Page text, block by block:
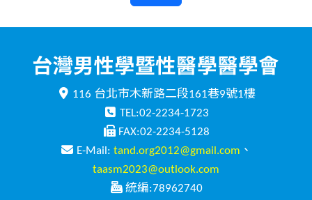
116 台北市木新路二段161巷9號1樓
TEL:02-2234-1723
FAX:02-2234-5128
E-Mail: tand.org2012@gmail.com 、
taasm2023@outlook.com
統編:78962740